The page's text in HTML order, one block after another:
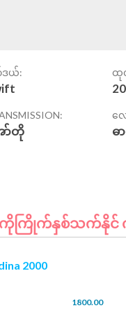
ဒယ်: ထု
ာ်တို
လ
ဓ
ကြိုက်နှစ်သက်နိုင် ကာ
2000
1800.00